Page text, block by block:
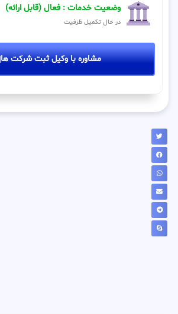
وضعیت خدمات : فعال (قابل ارائه)
در حال تکمیل ظرفیت
مشاوره با وکیل ثبت شرکت ها